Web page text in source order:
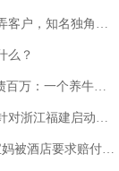
施，“本人长期与美国交管局保持沟通，对方表示肯定”
么？
谁该为农户的贷款买单丨红星调查
防汛防台风四级应急响应
店回复：骨瓷定制！网友一查价格，吵翻了